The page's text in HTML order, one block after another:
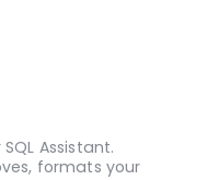
Assistant.
formats your